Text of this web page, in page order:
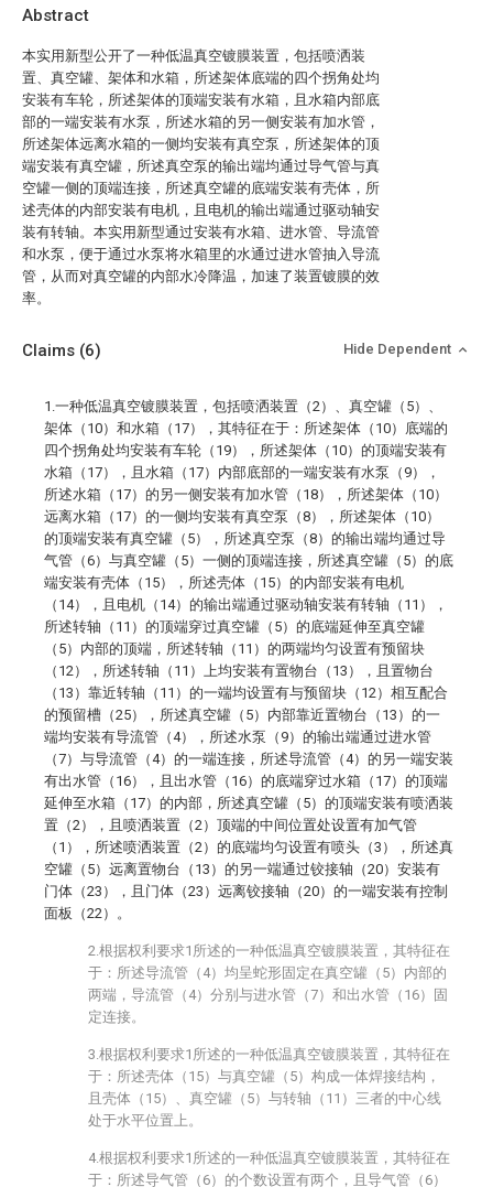
Abstract
本实用新型公开了一种低温真空镀膜装置，包括喷洒装
置、真空罐、架体和水箱，所述架体底端的四个拐角处均
安装有车轮，所述架体的顶端安装有水箱，且水箱内部底
部的一端安装有水泵，所述水箱的另一侧安装有加水管，
所述架体远离水箱的一侧均安装有真空泵，所述架体的顶
端安装有真空罐，所述真空泵的输出端均通过导气管与真
空罐一侧的顶端连接，所述真空罐的底端安装有壳体，所
述壳体的内部安装有电机，且电机的输出端通过驱动轴安
装有转轴。本实用新型通过安装有水箱、进水管、导流管
和水泵，便于通过水泵将水箱里的水通过进水管抽入导流
管，从而对真空罐的内部水冷降温，加速了装置镀膜的效
率。
Claims (6) Hide Dependent
1.一种低温真空镀膜装置，包括喷洒装置（2）、真空罐（5）、
架体（10）和水箱（17），其特征在于：所述架体（10）底端的
四个拐角处均安装有车轮（19），所述架体（10）的顶端安装有
水箱（17），且水箱（17）内部底部的一端安装有水泵（9），
所述水箱（17）的另一侧安装有加水管（18），所述架体（10）
远离水箱（17）的一侧均安装有真空泵（8），所述架体（10）
的顶端安装有真空罐（5），所述真空泵（8）的输出端均通过导
气管（6）与真空罐（5）一侧的顶端连接，所述真空罐（5）的底
端安装有壳体（15），所述壳体（15）的内部安装有电机
（14），且电机（14）的输出端通过驱动轴安装有转轴（11），
所述转轴（11）的顶端穿过真空罐（5）的底端延伸至真空罐
（5）内部的顶端，所述转轴（11）的两端均匀设置有预留块
（12），所述转轴（11）上均安装有置物台（13），且置物台
（13）靠近转轴（11）的一端均设置有与预留块（12）相互配合
的预留槽（25），所述真空罐（5）内部靠近置物台（13）的一
端均安装有导流管（4），所述水泵（9）的输出端通过进水管
（7）与导流管（4）的一端连接，所述导流管（4）的另一端安装
有出水管（16），且出水管（16）的底端穿过水箱（17）的顶端
延伸至水箱（17）的内部，所述真空罐（5）的顶端安装有喷洒装
置（2），且喷洒装置（2）顶端的中间位置处设置有加气管
（1），所述喷洒装置（2）的底端均匀设置有喷头（3），所述真
空罐（5）远离置物台（13）的另一端通过铰接轴（20）安装有
门体（23），且门体（23）远离铰接轴（20）的一端安装有控制
面板（22）。
2.根据权利要求1所述的一种低温真空镀膜装置，其特征在
于：所述导流管（4）均呈蛇形固定在真空罐（5）内部的
两端，导流管（4）分别与进水管（7）和出水管（16）固
定连接。
3.根据权利要求1所述的一种低温真空镀膜装置，其特征在
于：所述壳体（15）与真空罐（5）构成一体焊接结构，
且壳体（15）、真空罐（5）与转轴（11）三者的中心线
处于水平位置上。
4.根据权利要求1所述的一种低温真空镀膜装置，其特征在
于：所述导气管（6）的个数设置有两个，且导气管（6）